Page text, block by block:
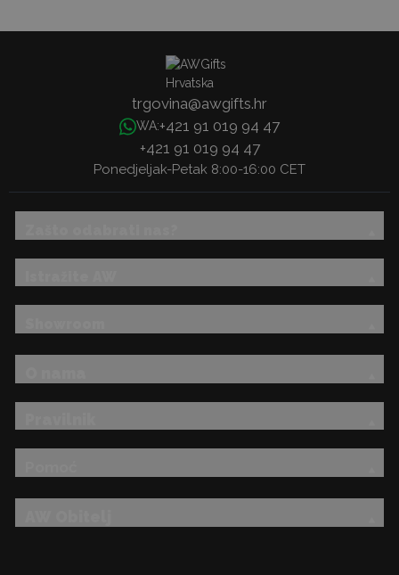
trgovina@awgifts.hr
WA:+421 91 019 94 47
+421 91 019 94 47
Ponedjeljak-Petak 8:00-16:00 CET